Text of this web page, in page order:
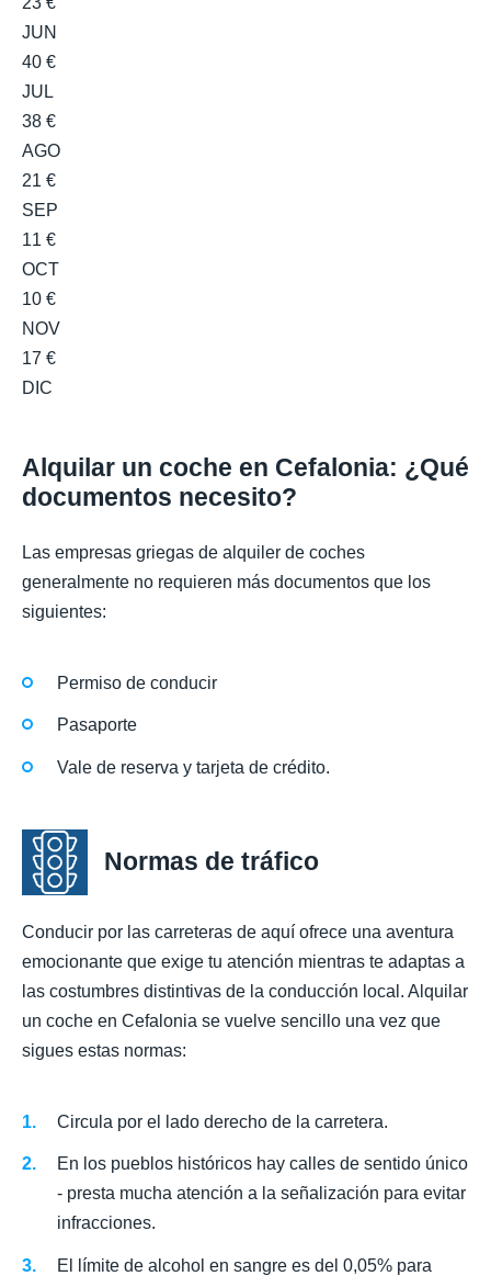
JUN
40 €
JUL
38 €
AGO
21 €
SEP
11 €
OCT
10 €
NOV
17 €
DIC
Alquilar un coche en Cefalonia: ¿Qué
documentos necesito?
Las empresas griegas de alquiler de coches
generalmente no requieren más documentos que los
siguientes:
Permiso de conducir
Pasaporte
Vale de reserva y tarjeta de crédito.
Normas de tráfico
Conducir por las carreteras de aquí ofrece una aventura
emocionante que exige tu atención mientras te adaptas a
las costumbres distintivas de la conducción local. Alquilar
un coche en Cefalonia se vuelve sencillo una vez que
sigues estas normas:
Circula por el lado derecho de la carretera.
En los pueblos históricos hay calles de sentido único
- presta mucha atención a la señalización para evitar
infracciones.
El límite de alcohol en sangre es del 0,05% para